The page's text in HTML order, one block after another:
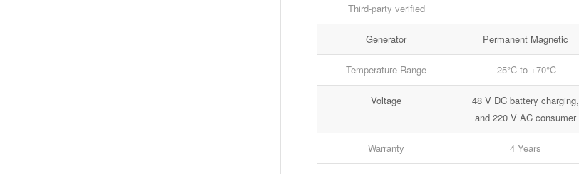
Third-party verified
Generator Permanent Magnetic
Temperature Range -25°C to +70°C
Voltage
48 V DC battery charging,
and 220 V AC consumer
Warranty 4 Years